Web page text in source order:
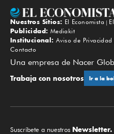
Nuestros Sitios: El Economista
Publicidad: Mediakit
Institucional: Aviso de Privacidad
Contacto
Una empresa de Nacer
Trabaja con nosotros Ir a la
Suscríbete a nuestros Newsletter.